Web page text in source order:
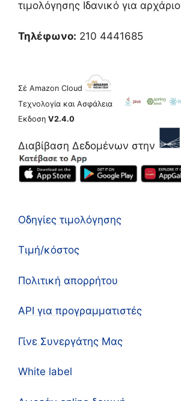
τιμολόγησης Ιδανικό για
Τηλέφωνο: 210 4441685
Σέ Amazon Cloud
Τεχνολογία και Ασφάλεια
Εκδοση V2.4.0
Διαβίβαση Δεδομένων στην
Οδηγίες τιμολόγησης
Τιμή/κόστος
Πολιτική απορρήτου
API για προγραμματιστές
Γίνε Συνεργάτης Μας
White label